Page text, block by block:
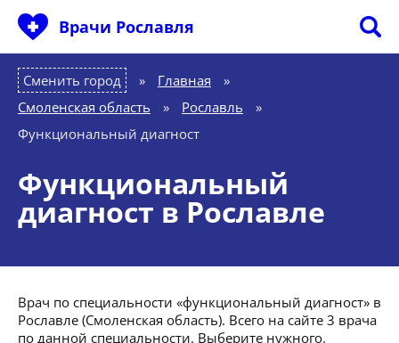
Врачи Рославля
Сменить город Главная
»
Смоленская область
» Рославль
»
Функциональный диагност
Функциональный
диагност в Рославле
Врач по специальности «функциональный диагност» в
Рославле (Смоленская область). Всего на сайте 3 врача
по данной специальности. Выберите нужного.